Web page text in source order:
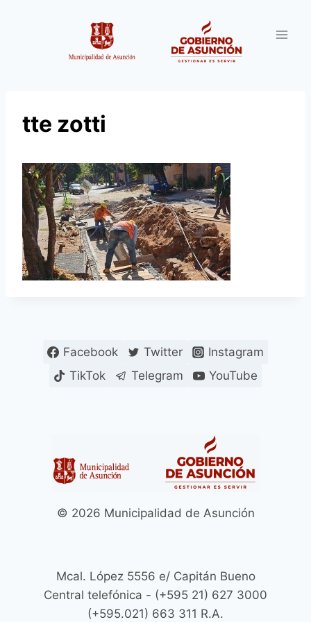
tte zotti
Facebook Twitter
Instagram
TikTok
Telegram YouTube
© 2026 Municipalidad de Asunción
Mcal. López 5556 e/ Capitán Bueno
Central telefónica - (+595 21) 627 3000
(+595.021) 663 311 R.A.